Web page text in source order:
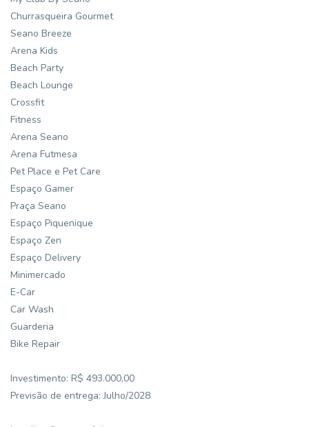
Churrasqueira Gourmet
Seano Breeze
Arena Kids
Beach Party
Beach Lounge
Crossfit
Fitness
Arena Seano
Arena Futmesa
Pet Place e Pet Care
Espaço Gamer
Praça Seano
Espaço Piquenique
Espaço Zen
Espaço Delivery
Minimercado
E-Car
Car Wash
Guarderia
Bike Repair
Investimento: R$ 493.000,00
Previsão de entrega: Julho/2028